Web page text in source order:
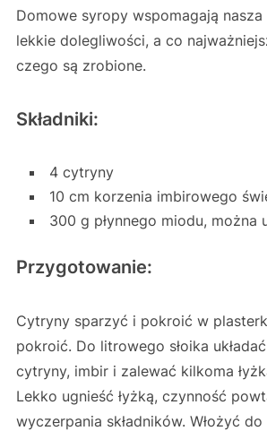
Domowe syropy wspomagają
lekkie dolegliwości, a co
czego są zrobione.
Składniki:
4 cytryny
10 cm korzenia imbirowego
300 g płynnego miodu, można
Przygotowanie:
Cytryny sparzyć i pokroić w
pokroić. Do litrowego słoika
cytryny, imbir i zalewać kilkoma
Lekko ugnieść łyżką, czynność
wyczerpania składników. Włożyć